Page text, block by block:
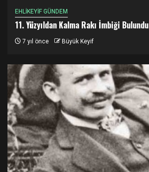
EHLİKEYİF GÜNDEM
11. Yüzyıldan Kalma Rakı İmbiği Bulundu
7 yıl önce Büyük Keyif